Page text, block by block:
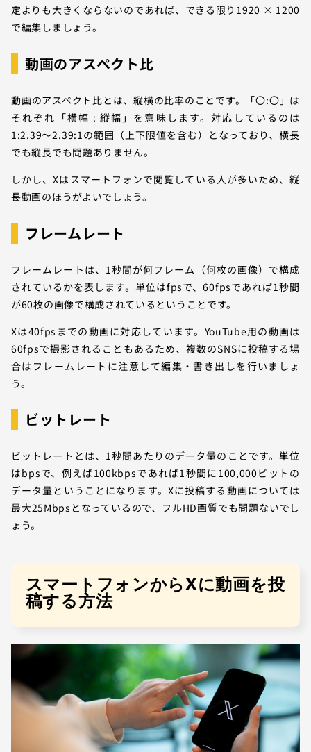
定よりも大きくならないのであれば、できる限り1920 × 1200
で編集しましょう。
動画のアスペクト比
動画のアスペクト比とは、縦横の比率のことです。「〇:〇」は
それぞれ「横幅 : 縦幅」を意味します。対応しているのは
1:2.39～2.39:1の範囲（上下限値を含む）となっており、横長
でも縦長でも問題ありません。
しかし、Xはスマートフォンで閲覧している人が多いため、縦
長動画のほうがよいでしょう。
フレームレート
フレームレートは、1秒間が何フレーム（何枚の画像）で構成
されているかを表します。単位はfpsで、60fpsであれば1秒間
が60枚の画像で構成されているということです。
Xは40fpsまでの動画に対応しています。YouTube用の動画は
60fpsで撮影されることもあるため、複数のSNSに投稿する場
合はフレームレートに注意して編集・書き出しを行いましょ
う。
ビットレート
ビットレートとは、1秒間あたりのデータ量のことです。単位
はbpsで、例えば100kbpsであれば1秒間に100,000ビットの
データ量ということになります。Xに投稿する動画については
最大25Mbpsとなっているので、フルHD画質でも問題ないでし
ょう。
スマートフォンからXに動画を投
稿する方法